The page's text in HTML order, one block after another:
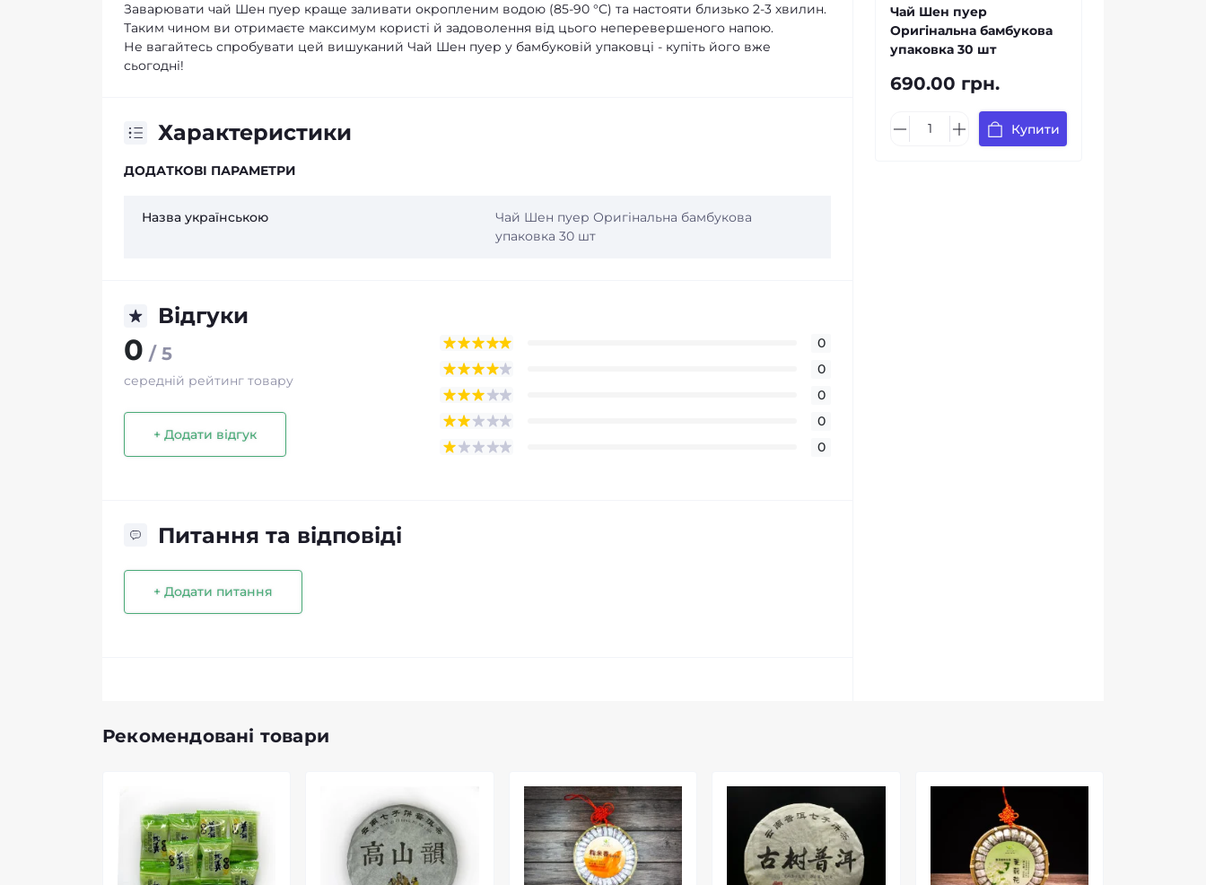
Заварювати чай Шен пуер краще заливати окропленим водою (85-90 °C) та настояти близько 2-3 хвилин.
Таким чином ви отримаєте максимум користі й задоволення від цього неперевершеного напою.
Не вагайтесь спробувати цей вишуканий Чай Шен пуер у бамбуковій упаковці - купіть його вже
сьогодні!
Характеристики
ДОДАТКОВІ ПАРАМЕТРИ
Назва українською
Чай Шен пуер Оригінальна бамбукова
упаковка 30 шт
Відгуки
0 / 5
середній рейтинг товару
+ Додати відгук
0
0
0
0
0
Питання та відповіді
+ Додати питання
Чай Шен пуер
Оригінальна бамбукова
упаковка 30 шт
690.00 грн.
Купити
Рекомендовані товари